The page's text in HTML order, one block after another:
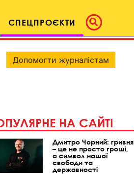
СПЕЦПРОЄКТИ
Допомогти журналістам
НА САЙТІ
Дмитро Чорний: гривня
– це не просто гроші,
а символ нашої
свободи та
державності